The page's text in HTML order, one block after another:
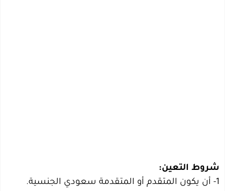
شروط التعين:
1- أن يكون المتقدم أو المتقدمة سعودي الجنسية.